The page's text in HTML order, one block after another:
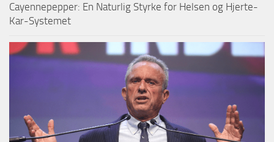
Cayennepepper: En Naturlig Styrke for Helsen og Hjerte-
Kar-Systemet